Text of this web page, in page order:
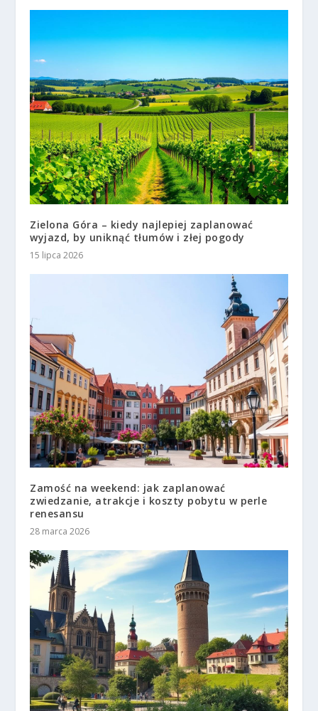
Zielona Góra – kiedy najlepiej zaplanować
wyjazd, by uniknąć tłumów i złej pogody
15 lipca 2026
Zamość na weekend: jak zaplanować
zwiedzanie, atrakcje i koszty pobytu w perle
renesansu
28 marca 2026